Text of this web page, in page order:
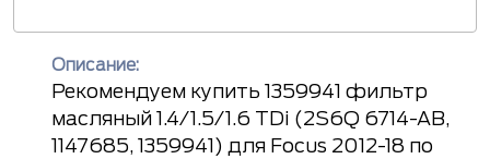
Описание:
Рекомендуем купить 1359941 фильтр
масляный 1.4/1.5/1.6 TDi (2S6Q 6714-AB,
1147685, 1359941) для Focus 2012-18 по